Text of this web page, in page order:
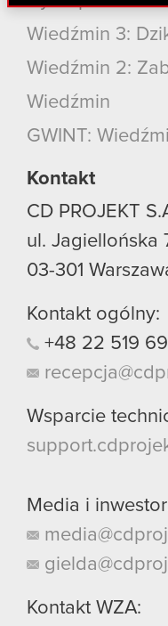
danymi
podczas
używanie plików
Wiedźmin 3:
Wiedźmin 2:
Wiedźmin
GWINT:
Kontakt
CD PROJEKT
ul. Jagiellońska
03-301
Kontakt ogólny:
+48 22 519 69
Wsparcie
Media i
Kontakt WZA: